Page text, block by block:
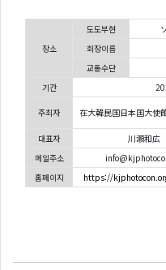
장소
도도부현
회장이름
교통수단
기간
주최자 在大韓民国日本国大使
대표자
川瀬和広
메일주소
홈페이지
https://